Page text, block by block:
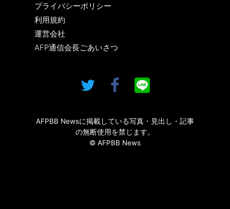
プライバシーポリシー
利用規約
運営会社
AFP通信会長ごあいさつ
AFPBB Newsに掲載している写真・見出し・記事
の無断使用を禁じます。
© AFPBB News